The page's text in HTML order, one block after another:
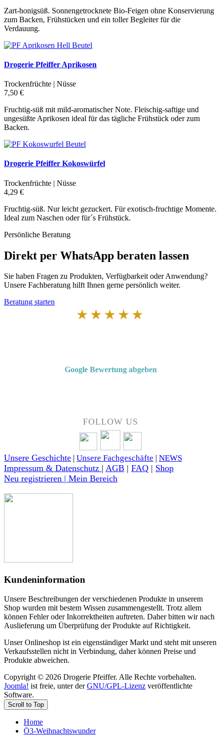
Zart-honigsüß. Sonnengetrocknete Bio-Feigen ohne Konservierung
zum Backen, Frühstücken und ein toller Begleiter für die
Verdauung.
Drogerie Pfeiffer Aprikosen
Trockenfrüchte | Nüsse
7,50 €
Fruchtig-süß mit mild-aromatischer Note. Fleischig-saftige und
ungesüßte Aprikosen ideal für das tägliche Frühstück oder zum
Backen.
Drogerie Pfeiffer Kokoswürfel
Trockenfrüchte | Nüsse
4,29 €
Fruchtig-süß. Nur leicht gezuckert. Für exotisch-fruchtige Momente.
Ideal zum Naschen oder für´s Frühstück.
Persönliche Beratung
Direkt per WhatsApp beraten lassen
Sie haben Fragen zu Produkten, Verfügbarkeit oder Anwendung?
Unsere Fachberatung hilft Ihnen gerne persönlich weiter.
Beratung starten
★★★★★
Google Bewertung abgeben
FOLLOW US
Unsere Geschichte Unsere Fachgeschäfte NEWS
Impressum & Datenschutz | AGB | FAQ | Shop
Neu registrieren | Mein Bereich
Kundeninformation
Unsere Beschreibungen der verschiedenen Produkte in unserem
Shop wurden mit bestem Wissen zusammengestellt. Trotz allem
können Fehler oder Inkorrektheiten auftreten. Daher bitten wir nach
Auslieferung um Überprüfung der Produkte auf Richtigkeit.
Unser Onlineshop ist ein eigenständiger Markt und steht mit unseren
Verkaufsstellen nicht in Verbindung, daher können Preise und
Produkte abweichen.
Copyright © 2026 Drogerie Pfeiffer. Alle Rechte vorbehalten.
Joomla! ist freie, unter derGNU/GPL-Lizenz veröffentlichte
Software.
Scroll to Top
Home
Ö3-Weihnachtswunder